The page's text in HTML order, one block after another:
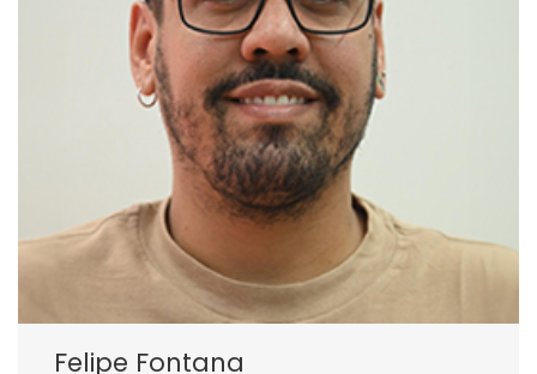
Felipe Fontana